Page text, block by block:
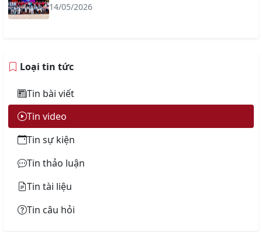
14/05/2026
Loại tin tức
Tin bài viết
Tin video
Tin sự kiện
Tin thảo luận
Tin tài liệu
Tin câu hỏi